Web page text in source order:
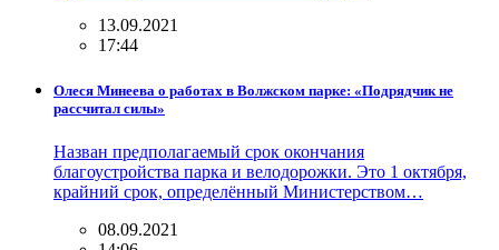
13.09.2021
17:44
Олеся Минеева о работах в Волжском парке: «Подрядчик не
рассчитал силы»
Назван предполагаемый срок окончания
благоустройства парка и велодорожки. Это 1 октября,
крайний срок, определённый Министерством…
08.09.2021